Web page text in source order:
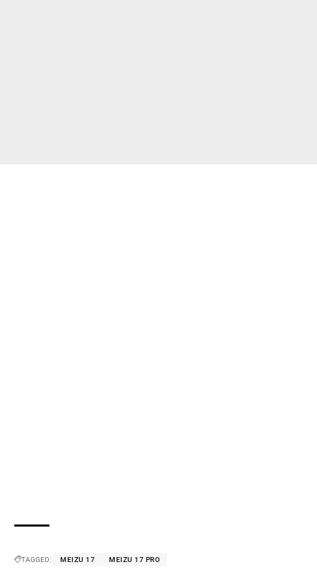
TAGGED: MEIZU 17 MEIZU 17 PRO